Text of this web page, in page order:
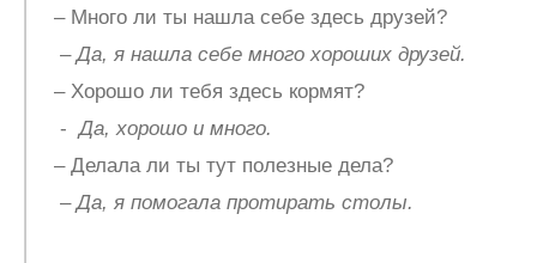
– Много ли ты нашла себе здесь друзей?
–Да, я нашла себе много хороших друзей.
– Хорошо ли тебя здесь кормят?
-Да, хорошо и много.
– Делала ли ты тут полезные дела?
–Да, я помогала протирать столы.